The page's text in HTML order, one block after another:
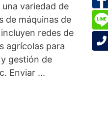
variedad de
de máquinas de
redes de
agrícolas para
gestión de
Enviar ...